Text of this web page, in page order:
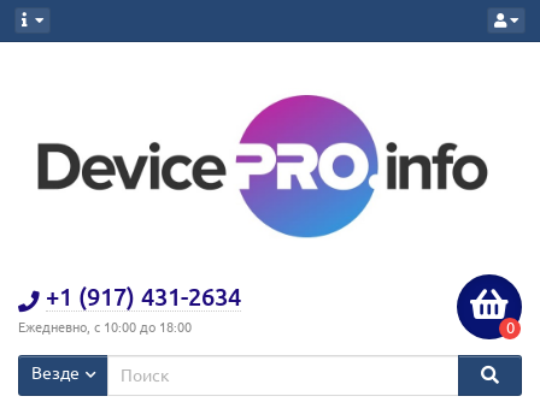
+1 (917) 431-2634
Ежедневно, с 10:00 до 18:00 0
Везде